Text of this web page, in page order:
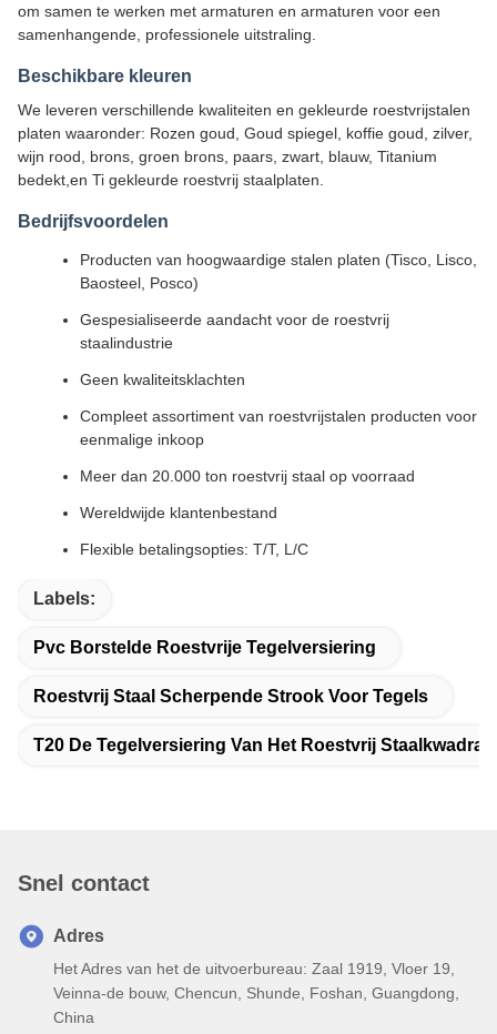
om samen te werken met armaturen en armaturen voor een
samenhangende, professionele uitstraling.
Beschikbare kleuren
We leveren verschillende kwaliteiten en gekleurde roestvrijstalen
platen waaronder: Rozen goud, Goud spiegel, koffie goud, zilver,
wijn rood, brons, groen brons, paars, zwart, blauw, Titanium
bedekt,en Ti gekleurde roestvrij staalplaten.
Bedrijfsvoordelen
Producten van hoogwaardige stalen platen (Tisco, Lisco,
Baosteel, Posco)
Gespesialiseerde aandacht voor de roestvrij
staalindustrie
Geen kwaliteitsklachten
Compleet assortiment van roestvrijstalen producten voor
eenmalige inkoop
Meer dan 20.000 ton roestvrij staal op voorraad
Wereldwijde klantenbestand
Flexible betalingsopties: T/T, L/C
Labels:
Pvc Borstelde Roestvrije Tegelversiering
Roestvrij Staal Scherpende Strook Voor Tegels
T20 De Tegelversiering Van Het Roestvrij
Snel contact
Adres
Het Adres van het de uitvoerbureau: Zaal 1919, Vloer 19,
Veinna-de bouw, Chencun, Shunde, Foshan, Guangdong,
China